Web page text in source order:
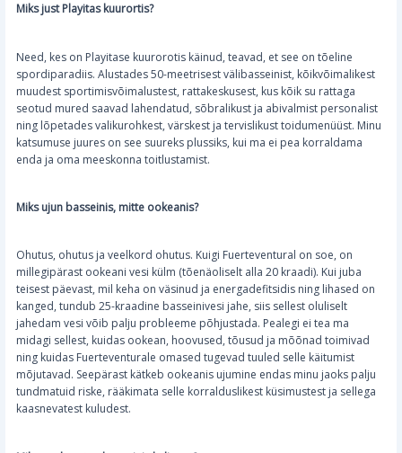
Miks just Playitas kuurortis?
Need, kes on Playitase kuurorotis käinud, teavad, et see on tõeline
spordiparadiis. Alustades 50-meetrisest välibasseinist, kõikvõimalikest
muudest sportimisvõimalustest, rattakeskusest, kus kõik su rattaga
seotud mured saavad lahendatud, sõbralikust ja abivalmist personalist
ning lõpetades valikurohkest, värskest ja tervislikust toidumenüüst. Minu
katsumuse juures on see suureks plussiks, kui ma ei pea korraldama
enda ja oma meeskonna toitlustamist.
Miks ujun basseinis, mitte ookeanis?
Ohutus, ohutus ja veelkord ohutus. Kuigi Fuerteventural on soe, on
millegipärast ookeani vesi külm (tõenäoliselt alla 20 kraadi). Kui juba
teisest päevast, mil keha on väsinud ja energadefitsidis ning lihased on
kanged, tundub 25-kraadine basseinivesi jahe, siis sellest oluliselt
jahedam vesi võib palju probleeme põhjustada. Pealegi ei tea ma
midagi sellest, kuidas ookean, hoovused, tõusud ja mõõnad toimivad
ning kuidas Fuerteventurale omased tugevad tuuled selle käitumist
mõjutavad. Seepärast kätkeb ookeanis ujumine endas minu jaoks palju
tundmatuid riske, rääkimata selle korralduslikest küsimustest ja sellega
kaasnevatest kuludest.